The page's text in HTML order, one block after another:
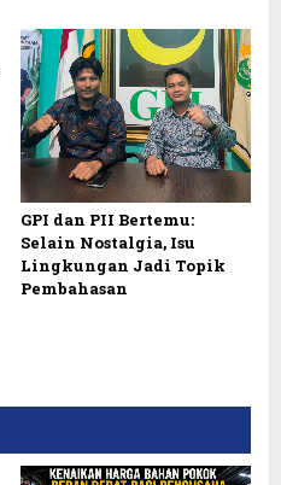
GPI dan PII Bertemu:
Selain Nostalgia, Isu
Lingkungan Jadi Topik
Pembahasan